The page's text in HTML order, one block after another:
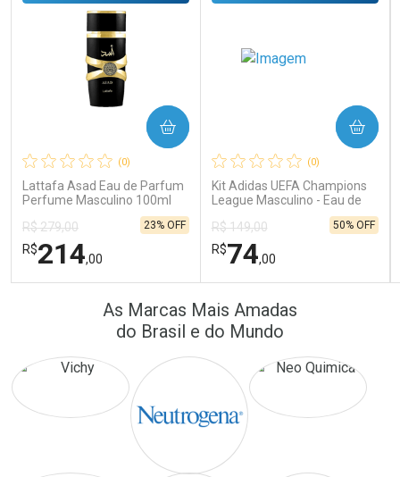
Comprar sem Desconto
Por R$ 41,57/cada
Comprar sem Desconto
Por R$ 41,57/cada
Comprar sem Desconto
Por R$ 22,33/cada
Comprar sem Desconto
Por R$ 22,33/cada
(0)
Lattafa Asad Eau de Parfum
Perfume Masculino 100ml
R$ 279,00
R$214,00
23% OFF
COMPRAR
FECHAR
FECHAR
Por Menos
(0)
Kit Adidas UEFA Champions
League Masculino - Eau de
Toilette 100ml + Shower Gel
250ml
R$ 149,00
R$74,00
50% OFF
COMPRAR
Laboratório
Por Menos
As Marcas Mais Amadas
do Brasil e do Mundo